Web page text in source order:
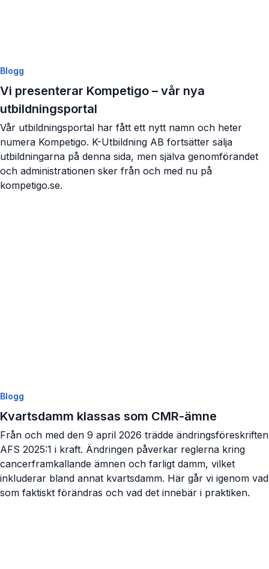
Blogg
Vi presenterar Kompetigo – vår nya
utbildningsportal
Vår utbildningsportal har fått ett nytt namn och heter
numera Kompetigo. K-Utbildning AB fortsätter sälja
utbildningarna på denna sida, men själva genomförandet
och administrationen sker från och med nu på
kompetigo.se.
Blogg
Kvartsdamm klassas som CMR-ämne
Från och med den 9 april 2026 trädde ändringsföreskriften
AFS 2025:1 i kraft. Ändringen påverkar reglerna kring
cancerframkallande ämnen och farligt damm, vilket
inkluderar bland annat kvartsdamm. Här går vi igenom vad
som faktiskt förändras och vad det innebär i praktiken.